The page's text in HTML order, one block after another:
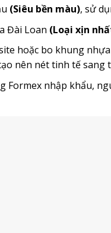
(Siêu bền màu), sử
Đài Loan (Loại xịn
hoặc bo khung
nên nét tinh tế sang
Formex nhập khẩu,